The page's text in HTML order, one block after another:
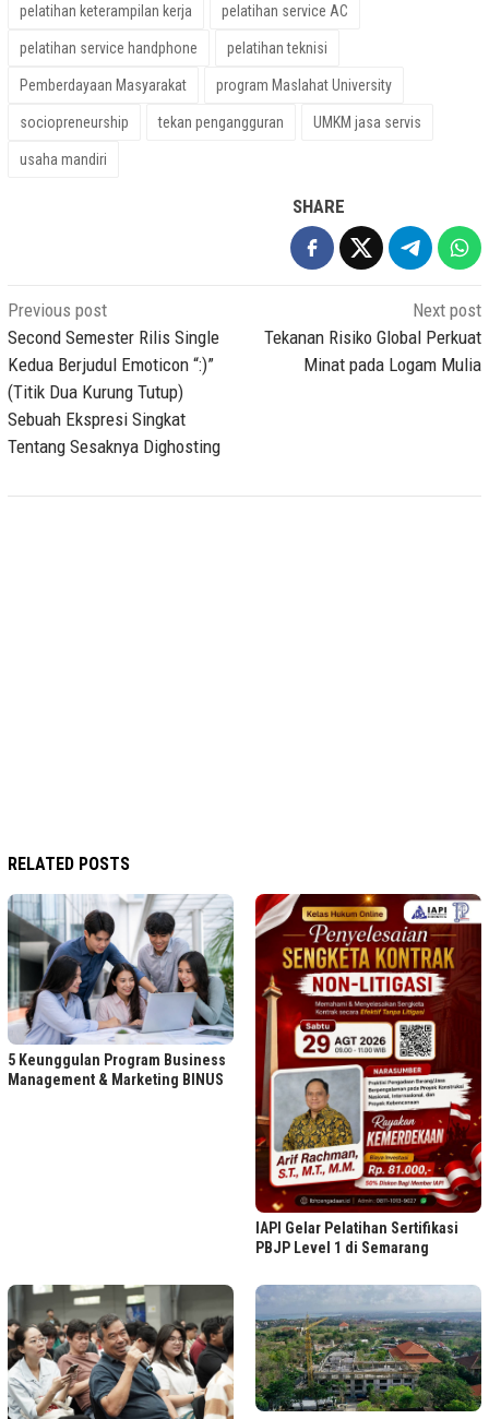
pelatihan keterampilan kerja pelatihan service AC
pelatihan service handphone pelatihan teknisi
Pemberdayaan Masyarakat program Maslahat University
sociopreneurship tekan pengangguran UMKM jasa servis
usaha mandiri
SHARE
Post
navigation
Previous post
Second Semester Rilis Single
Kedua Berjudul Emoticon “:)”
(Titik Dua Kurung Tutup)
Sebuah Ekspresi Singkat
Tentang Sesaknya Dighosting
Next post
Tekanan Risiko Global Perkuat
Minat pada Logam Mulia
RELATED POSTS
5 Keunggulan Program Business
Management & Marketing BINUS
IAPI Gelar Pelatihan Sertifikasi
PBJP Level 1 di Semarang